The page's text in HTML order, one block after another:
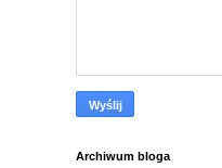
Archiwum bloga